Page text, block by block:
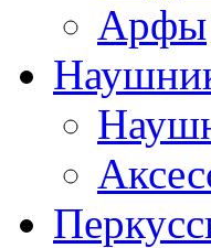
Арфы